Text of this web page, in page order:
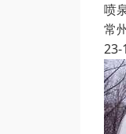
喷
常
23-